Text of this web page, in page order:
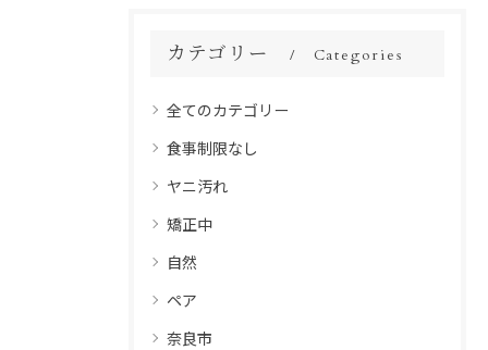
カテゴリー Categories
全てのカテゴリー
食事制限なし
ヤニ汚れ
矯正中
自然
ペア
奈良市